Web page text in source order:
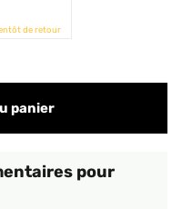
de retour
panier
pour